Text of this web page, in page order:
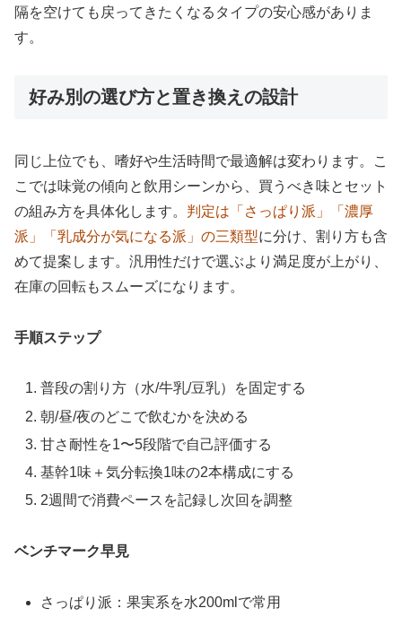
隔を空けても戻ってきたくなるタイプの安心感がありま
す。
好み別の選び方と置き換えの設計
同じ上位でも、嗜好や生活時間で最適解は変わります。こ
こでは味覚の傾向と飲用シーンから、買うべき味とセット
の組み方を具体化します。 判定は「さっぱり派」「濃厚
派」「乳成分が気になる派」の三類型に分け、割り方も含
めて提案します。汎用性だけで選ぶより満足度が上がり、
在庫の回転もスムーズになります。
手順ステップ
普段の割り方（水/牛乳/豆乳）を固定する
朝/昼/夜のどこで飲むかを決める
甘さ耐性を1〜5段階で自己評価する
基幹1味＋気分転換1味の2本構成にする
2週間で消費ペースを記録し次回を調整
ベンチマーク早見
さっぱり派：果実系を水200mlで常用